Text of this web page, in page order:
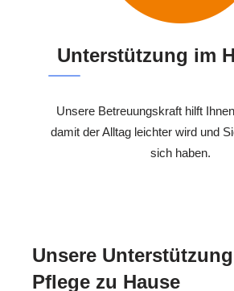
Unterstützung im
Unsere Betreuungskraft hilft
damit der Alltag leichter wird und
sich haben.
Unsere
Pflege zu Hause